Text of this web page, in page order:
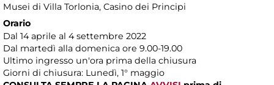
Musei di Villa Torlonia, Casino dei Principi
Orario
Dal 14 aprile al 4 settembre 2022
Dal martedì alla domenica ore 9.00-19.00
Ultimo ingresso un'ora prima della chiusura
Giorni di chiusura: Lunedì, 1° maggio